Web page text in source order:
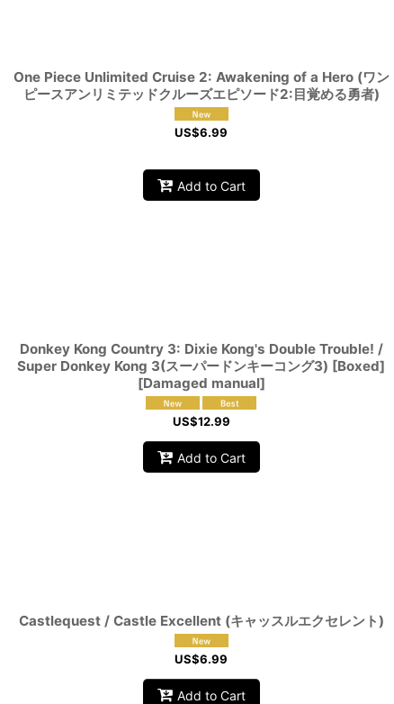
One Piece Unlimited Cruise 2: Awakening of a Hero (ワン
ピースアンリミテッドクルーズエピソード2:目覚める勇者)
US$6.99
Add to Cart
Donkey Kong Country 3: Dixie Kong's Double Trouble! /
Super Donkey Kong 3(スーパードンキーコング3) [Boxed]
[Damaged manual]
US$12.99
Add to Cart
Castlequest / Castle Excellent (キャッスルエクセレント)
US$6.99
Add to Cart